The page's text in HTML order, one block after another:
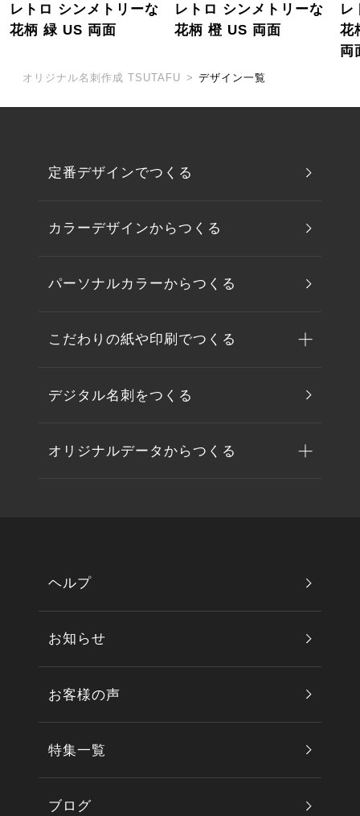
レトロ シンメトリーな
花柄 緑 US 両面
レトロ シンメトリーな
花柄 橙 US 両面
レ
花
両
オリジナル名刺作成 TSUTAFU > デザイン一覧
定番デザインでつくる
カラーデザインからつくる
パーソナルカラーからつくる
こだわりの紙や印刷でつくる
デジタル名刺をつくる
オリジナルデータからつくる
ヘルプ
お知らせ
お客様の声
特集一覧
ブログ